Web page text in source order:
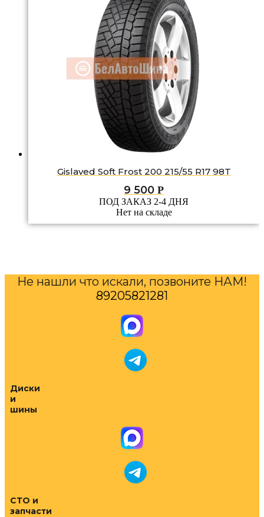
Gislaved Soft Frost 200 215/55 R17 98T
9 500 Р
ПОД ЗАКАЗ 2-4 ДНЯ
Нет на складе
Не нашли что искали, позвоните НАМ!
89205821281
Диски
и
шины
СТО и
запчасти